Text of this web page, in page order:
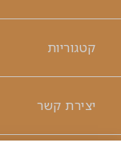
קטגוריות
יצירת קשר